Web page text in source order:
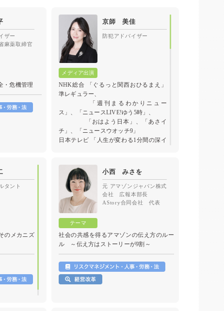
ザー
麻薬取締官
・危機管理
京師 美佳
防犯アドバイザー
NHK総合 「ぐるっと関西おひるまえ」
準レギュラー、
「週刊まるわかりニュー
ス」、「ニュースLIVE!ゆう5時」、
「おはよう日本」、「あさイ
チ」、「ニュースウオッチ9」
日本テレビ 「人生が変わる1分間の深イ
テレビ朝日 「TVタックル」、「グッド!
モーニング」、「スーパーJチャンネ
ル」
TBS 「THE TIME」、「ひるおび!」、
「日曜日の初耳学」、
「上田晋也のサンデーQ」
フジテレビ 「Live News イット!」、
「直撃LIVE グッディ!」、
「モノシリーのとってお
「ホンマでっかTV」
テレビ東京 「アンパラレルド～ニッポ
タント
のメカニズ
小西 みさを
元 アマゾンジャパン株式
会社 広報本部長
AStory合同会社 代表
社会の共感を得るアマゾンの伝え方のルー
ル ～伝え方はストーリーが9割～